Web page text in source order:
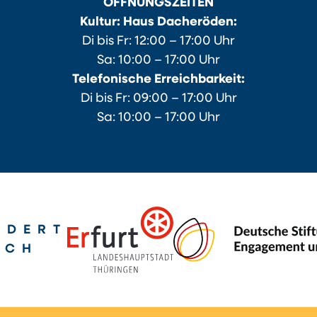
ÖFFNUNGSZEITEN
Kultur: Haus Dacheröden:
Di bis Fr: 12:00 – 17:00 Uhr
Sa: 10:00 – 17:00 Uhr
Telefonische Erreichbarkeit:
Di bis Fr: 09:00 – 17:00 Uhr
Sa: 10:00 – 17:00 Uhr